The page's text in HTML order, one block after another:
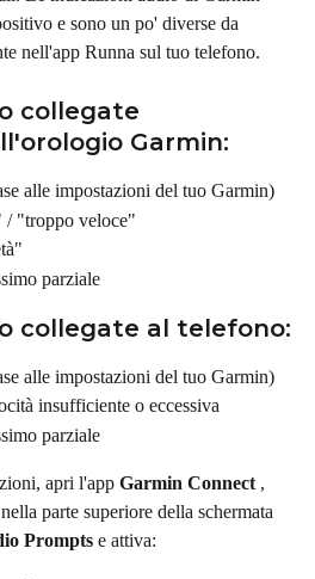
e sono un po' diverse da
nell'app Runna sul tuo telefono.
collegate
Garmin:
alle impostazioni del tuo Garmin)
"troppo veloce"
parziale
collegate al telefono:
alle impostazioni del tuo Garmin)
insufficiente o eccessiva
parziale
apri l'app Garmin Connect ,
parte superiore della schermata
Prompts e attiva: